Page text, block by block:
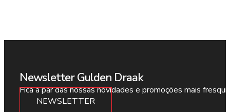
Newsletter Gulden Draak
Fica a par das nossas novidades e promoções mais
NEWSLETTER